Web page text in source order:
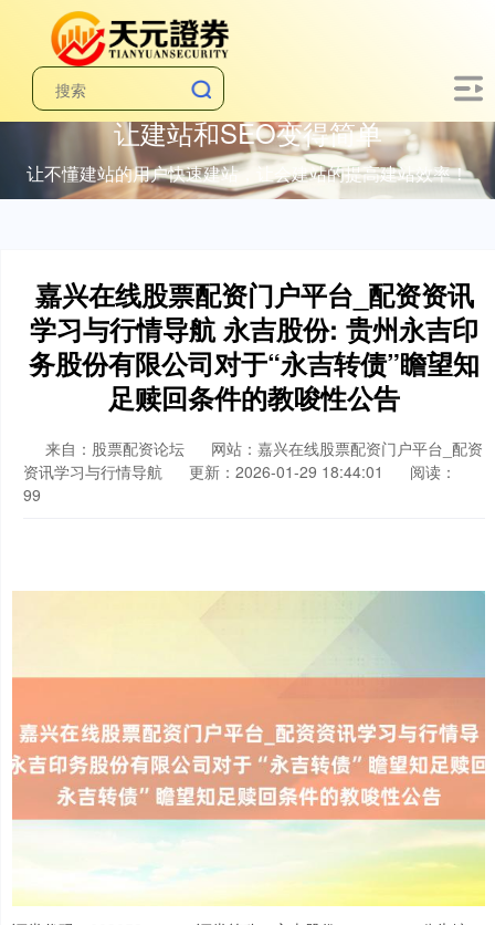
让建站和SEO变得简单
让不懂建站的用户快速建站，让会建站的提高建站效率！
嘉兴在线股票配资门户平台_配资资讯
学习与行情导航 永吉股份: 贵州永吉印
务股份有限公司对于“永吉转债”瞻望知
足赎回条件的教唆性公告
来自：股票配资论坛
网站：嘉兴在线股票配资门户平台_配资
资讯学习与行情导航
更新：2026-01-29 18:44:01
阅读：
99